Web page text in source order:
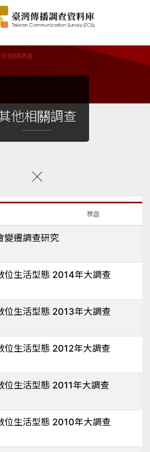
相關調查
他相關調查
標題
變遷調查研究
位生活型態 2014年大調查
位生活型態 2013年大調查
位生活型態 2012年大調查
位生活型態 2011年大調查
位生活型態 2010年大調查